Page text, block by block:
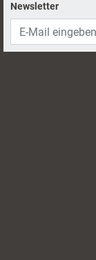
Newsletter